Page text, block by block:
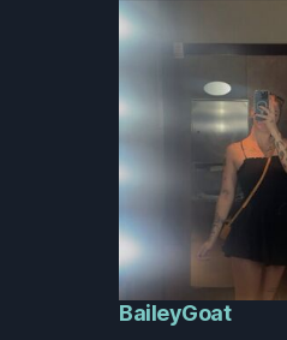
BaileyGoat